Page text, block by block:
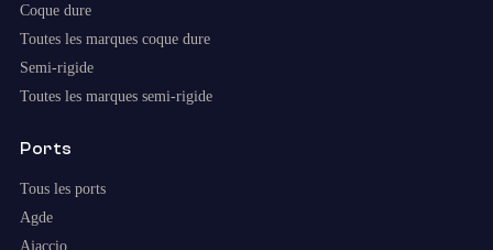
Coque dure
Toutes les marques coque dure
Semi-rigide
Toutes les marques semi-rigide
Ports
Tous les ports
Agde
Ajaccio